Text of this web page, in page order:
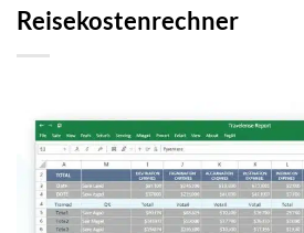
Reisekostenrechner